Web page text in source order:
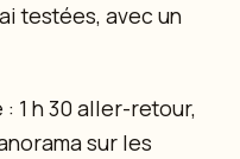
testées, avec un
1 h 30 aller-retour,
sur les